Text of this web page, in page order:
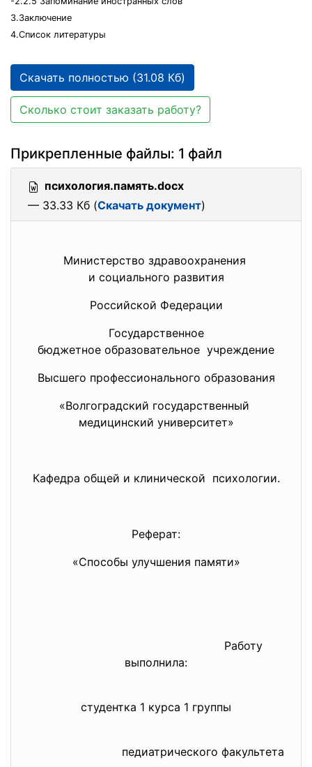
3.Заключение
4.Список литературы
Скачать полностью (31.08 Кб)
Сколько стоит заказать работу?
Прикрепленные файлы: 1 файл
психология.память.docx
— 33.33 Кб (Скачать документ)
Министерство здравоохранения
и социального развития
Российской Федерации
Государственное
бюджетное образовательное учреждение
Высшего профессионального образования
«Волгоградский государственный
медицинский университет»
Кафедра общей и клинической психологии.
Реферат:
«Способы улучшения памяти»
Работу
выполнила:
студентка 1 курса 1 группы
педиатрического факультета